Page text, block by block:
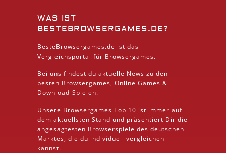
WAS IST
BESTEBROWSERGAMES.DE?
BesteBrowsergames.de ist das
Vergleichsportal für Browsergames.
Bei uns findest du aktuelle News zu den
besten Browsergames, Online Games &
Download-Spielen.
Unsere Browsergames Top 10 ist immer auf
dem aktuellsten Stand und präsentiert Dir die
angesagtesten Browserspiele des deutschen
Marktes, die du individuell vergleichen
kannst.